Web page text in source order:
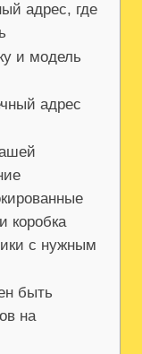
адрес, где
и модель
адрес
коробка
с нужным
быть
на